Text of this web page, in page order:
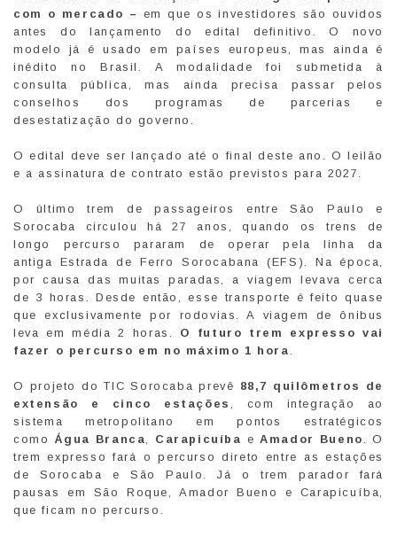
com o mercado – em que os investidores são ouvidos
antes do lançamento do edital definitivo. O novo
modelo já é usado em países europeus, mas ainda é
inédito no Brasil. A modalidade foi submetida à
consulta pública, mas ainda precisa passar pelos
conselhos dos programas de parcerias e
desestatização do governo.
O edital deve ser lançado até o final deste ano. O leilão
e a assinatura de contrato estão previstos para 2027.
O último trem de passageiros entre São Paulo e
Sorocaba circulou há 27 anos, quando os trens de
longo percurso pararam de operar pela linha da
antiga Estrada de Ferro Sorocabana (EFS). Na época,
por causa das muitas paradas, a viagem levava cerca
de 3 horas. Desde então, esse transporte é feito quase
que exclusivamente por rodovias. A viagem de ônibus
leva em média 2 horas. O futuro trem expresso vai
fazer o percurso em no máximo 1 hora
O projeto do TIC Sorocaba prevê 88,7 quilômetros de
extensão e cinco estações
, com integração ao
sistema metropolitano em pontos estratégicos
como Água Branca Carapicuíba e Amador Bueno
. O
trem expresso fará o percurso direto entre as estações
de Sorocaba e São Paulo. Já o trem parador fará
pausas em São Roque, Amador Bueno e Carapicuíba,
que ficam no percurso.